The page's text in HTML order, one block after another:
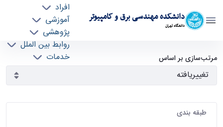
دانشکده مهندسی برق و کامپیوتر
دانشگاه تهران
افراد
آموزشی
پژوهشی
روابط بین الملل
خدمات
آرشیو اطلاعیه ها - ece- دانشکده مهندسی برق و
کامپیوتر
مرتب‌سازی بر اساس
طبقه بندی